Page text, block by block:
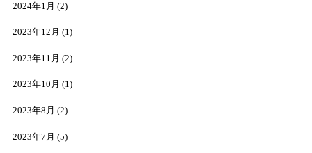
2024年1月 (2)
2023年12月 (1)
2023年11月 (2)
2023年10月 (1)
2023年8月 (2)
2023年7月 (5)